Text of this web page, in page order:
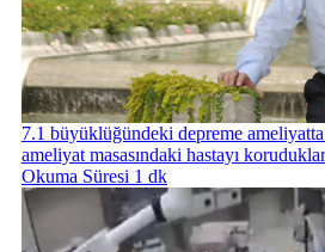
7.1 büyüklüğündeki depreme
ameliyat masasındaki hastayı
Okuma Süresi 1 dk